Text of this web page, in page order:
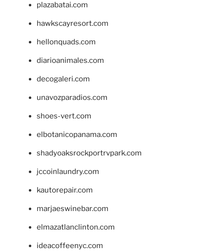
plazabatai.com
hawkscayresort.com
hellonquads.com
diarioanimales.com
decogaleri.com
unavozparadios.com
shoes-vert.com
elbotanicopanama.com
shadyoaksrockportrvpark.com
jccoinlaundry.com
kautorepair.com
marjaeswinebar.com
elmazatlanclinton.com
ideacoffeenyc.com